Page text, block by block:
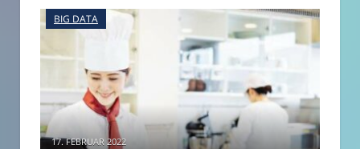
BIG DATA
17. FEBRUAR 2022